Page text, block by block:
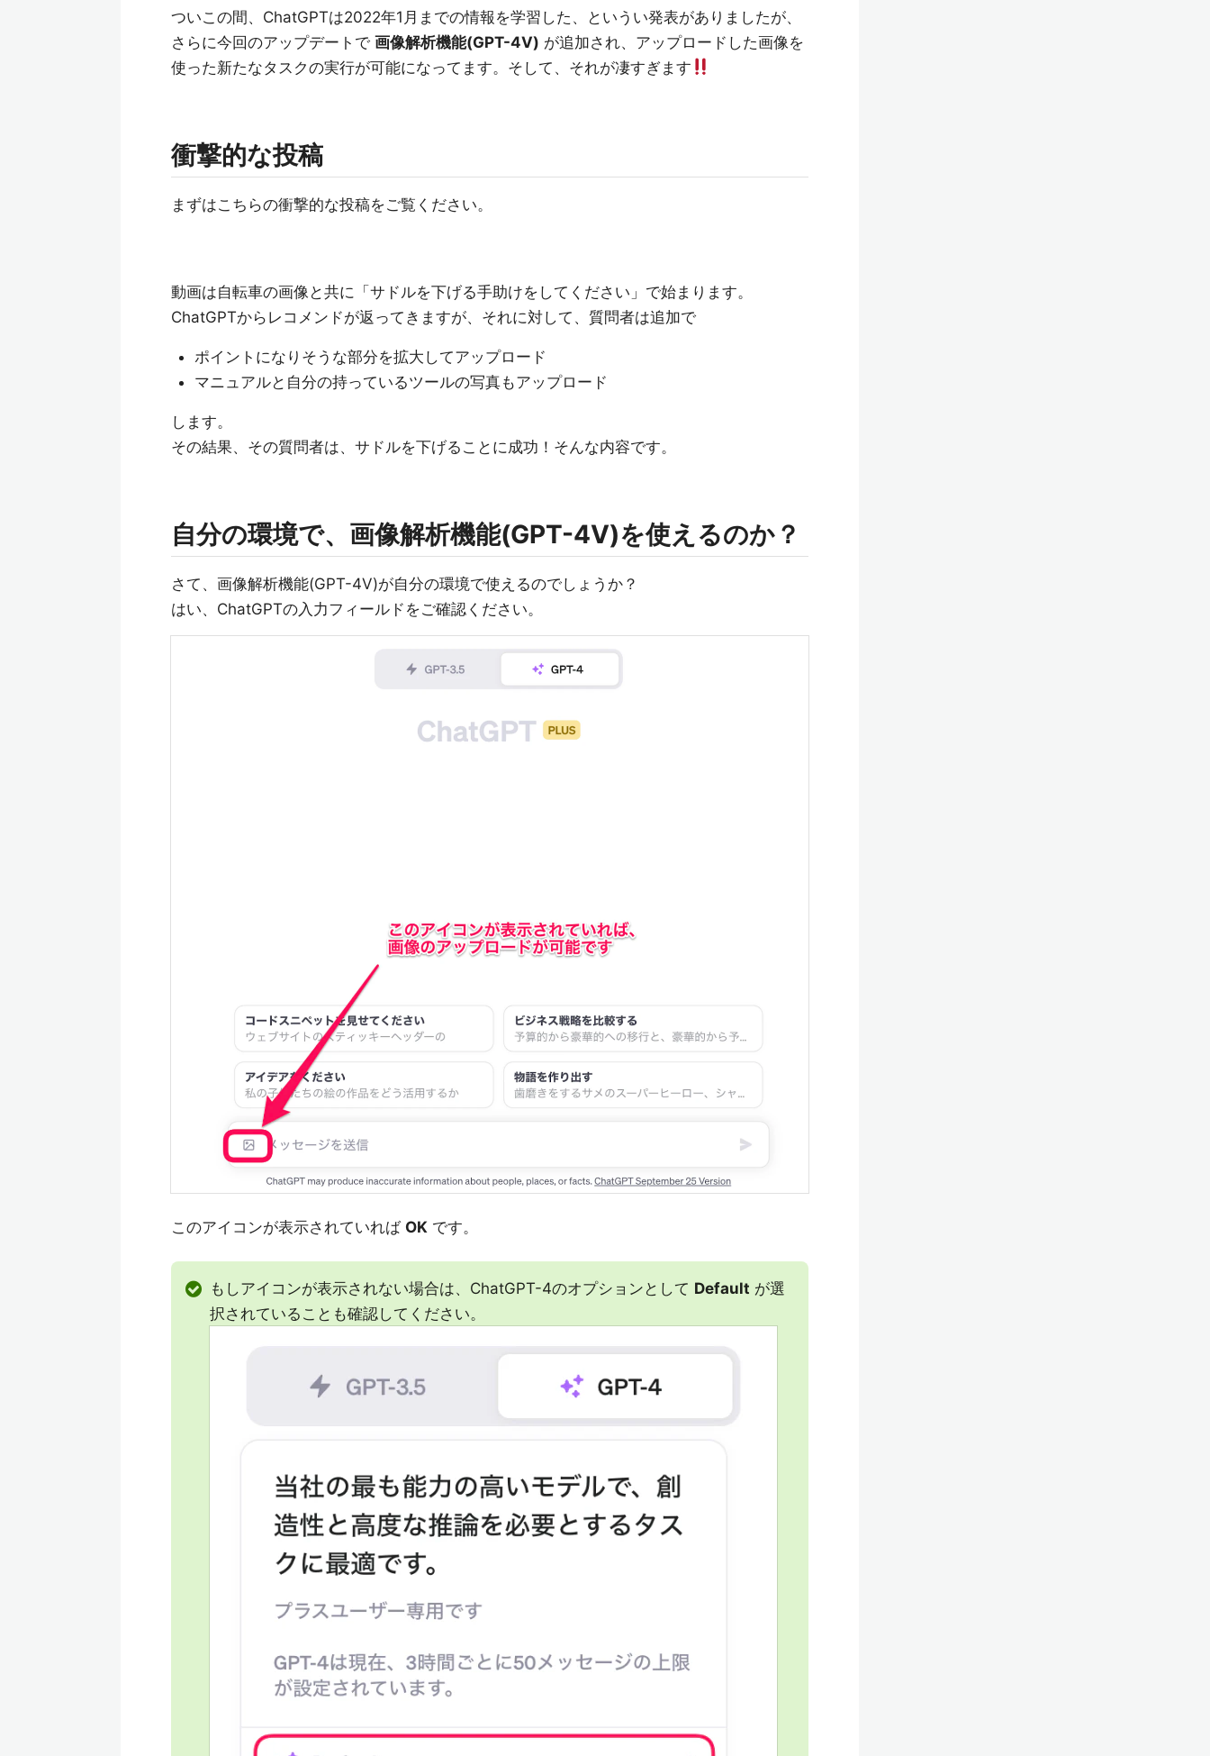
ついこの間、ChatGPTは2022年1月までの情報を学習した、というい発表がありましたが、
さらに今回のアップデートで 画像解析機能(GPT-4V) が追加され、アップロードした画像を
使った新たなタスクの実行が可能になってます。そして、それが凄すぎます
衝撃的な投稿
まずはこちらの衝撃的な投稿をご覧ください。
動画は自転車の画像と共に「サドルを下げる手助けをしてください」で始まります。
ChatGPTからレコメンドが返ってきますが、それに対して、質問者は追加で
ポイントになりそうな部分を拡大してアップロード
マニュアルと自分の持っているツールの写真もアップロード
します。
その結果、その質問者は、サドルを下げることに成功！そんな内容です。
自分の環境で、画像解析機能(GPT-4V)を使えるのか？
さて、画像解析機能(GPT-4V)が自分の環境で使えるのでしょうか？
はい、ChatGPTの入力フィールドをご確認ください。
このアイコンが表示されていれば OK です。
もしアイコンが表示されない場合は、ChatGPT-4のオプションとして Default が選
択されていることも確認してください。